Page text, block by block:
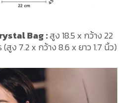
Bag :สูง 18.5 x กว้าง 22
สูง 7.2 x กว้าง 8.6 x ยาว 1.7 นิ้ว)